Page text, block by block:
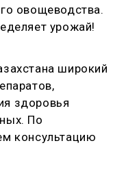
овощеводства.
урожай!
широкий
здоровья
По
консультацию